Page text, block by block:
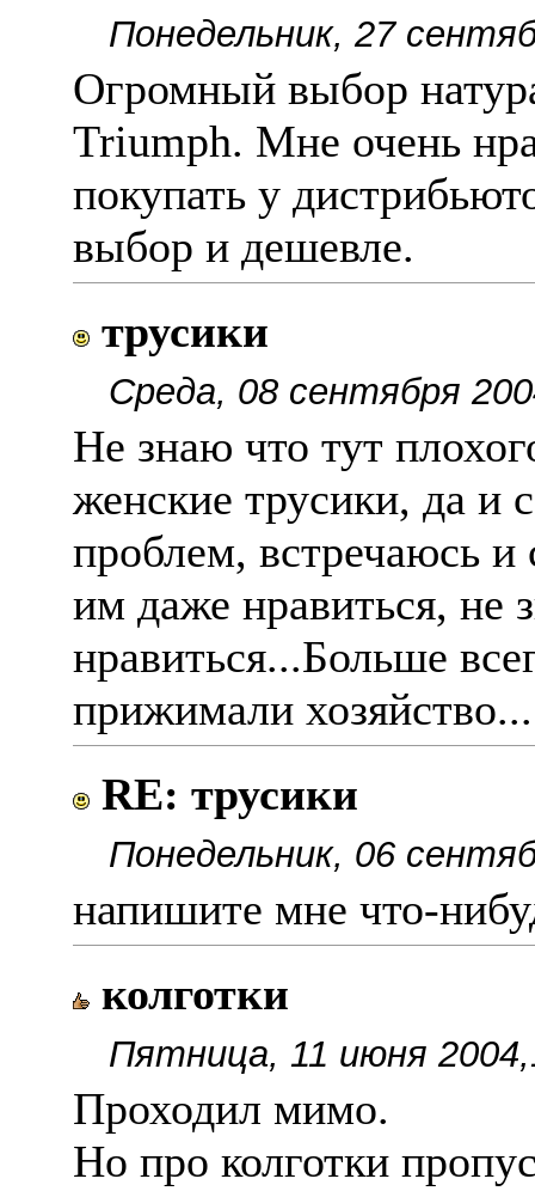
Понедельник, 27
Огромный выбор
Triumph. Мне очень
покупать у
выбор и дешевле.
трусики
Среда, 08 сентября
Не знаю что тут
женские трусики, да и
проблем, встречаюсь
им даже нравиться, не
нравиться...Больше
прижимали хозяйство...
RE: трусики
Понедельник, 06
напишите мне что-
колготки
Пятница, 11 июня
Проходил мимо.
Но про колготки